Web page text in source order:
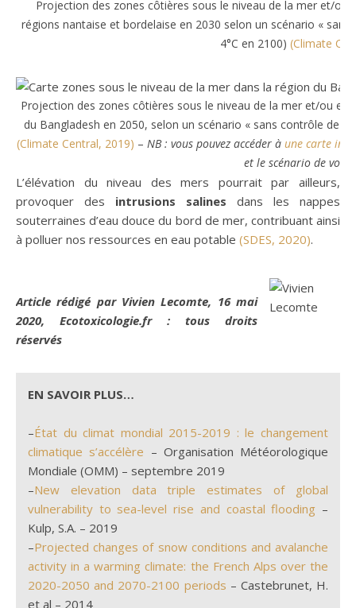
Projection des zones côtières sous le niveau de la mer et/ou
régions nantaise et bordelaise en 2030 selon un scénario «
4°C en 2100) (Climate
Projection des zones côtières sous le niveau de la mer et/ou
du Bangladesh en 2050, selon un scénario « sans contrôle de
(Climate Central, 2019) – NB : vous pouvez accéder àune carte
et le scénario de
L’élévation du niveau des mers pourrait par ailleurs,
provoquer des intrusions salines dans les nappes
souterraines d’eau douce du bord de mer, contribuant ainsi
à polluer nos ressources en eau potable (SDES, 2020).
Article rédigé par Vivien Lecomte, 16 mai
2020, Ecotoxicologie.fr : tous droits
réservés
EN SAVOIR PLUS…
–État du climat mondial 2015-2019 : le changement
climatique s’accélère – Organisation Météorologique
Mondiale (OMM) – septembre 2019
–New elevation data triple estimates of global
vulnerability to sea-level rise and coastal flooding –
Kulp, S.A. – 2019
–Projected changes of snow conditions and avalanche
activity in a warming climate: the French Alps over the
2020-2050 and 2070-2100 periods – Castebrunet, H.
et al – 2014